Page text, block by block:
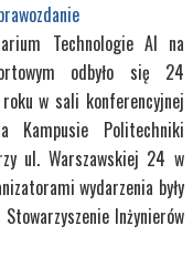
Technologie AI na
odbyło się 24
w sali konferencyjnej
Kampusie Politechniki
ul. Warszawskiej 24 w
wydarzenia były
Inżynierów